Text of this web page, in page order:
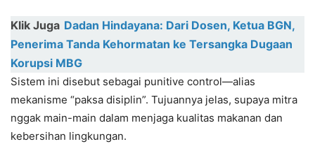
Klik Juga Dadan Hindayana: Dari Dosen, Ketua BGN,
Penerima Tanda Kehormatan ke Tersangka Dugaan
Korupsi MBG
Sistem ini disebut sebagai punitive control—alias
mekanisme “paksa disiplin”. Tujuannya jelas, supaya mitra
nggak main-main dalam menjaga kualitas makanan dan
kebersihan lingkungan.